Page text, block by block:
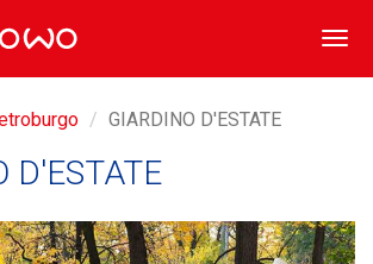
GIARDINO D'ESTATE
D'ESTATE